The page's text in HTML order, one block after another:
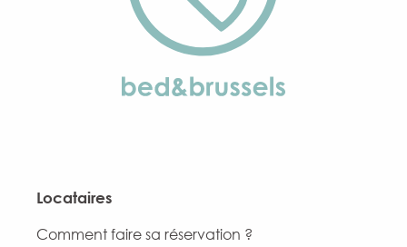
Locataires
Comment faire sa réservation ?